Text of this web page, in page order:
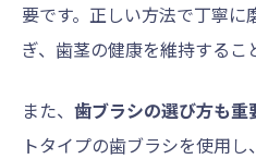
要です。正しい方法で丁寧に
ぎ、歯茎の健康を維持するこ
また、 歯ブラシの選び方も重
トタイプの歯ブラシを使用